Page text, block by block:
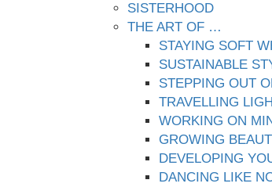
SISTERHOOD
THE ART OF …
STAYING SOFT
SUSTAINABLE
STEPPING OUT
TRAVELLING
WORKING ON
GROWING
DEVELOPING
DANCING LIKE